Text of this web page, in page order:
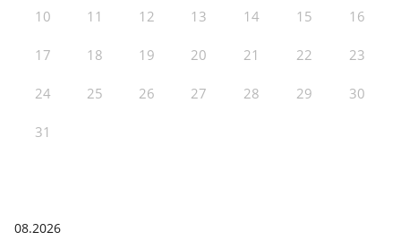
10 11 12 13 14 15 16
17 18 19 20 21 22 23
24 25 26 27 28 29 30
31
08.2026